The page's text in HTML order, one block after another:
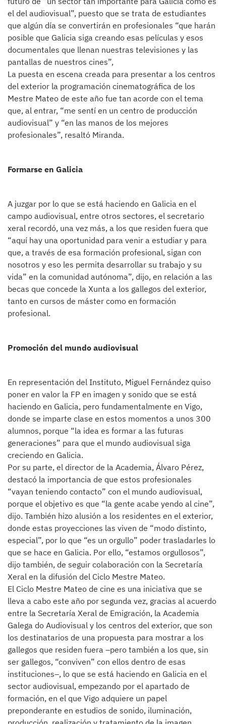
el del audiovisual”, puesto que se trata de estudiantes
que algún día se convertirán en profesionales “que harán
posible que Galicia siga creando esas películas y esos
documentales que llenan nuestras televisiones y las
pantallas de nuestros cines”,
La puesta en escena creada para presentar a los centros
del exterior la programación cinematográfica de los
Mestre Mateo de este año fue tan acorde con el tema
que, al entrar, “me sentí en un centro de producción
audiovisual” y “en las manos de los mejores
profesionales”, resaltó Miranda.
Formarse en Galicia
A juzgar por lo que se está haciendo en Galicia en el
campo audiovisual, entre otros sectores, el secretario
xeral recordó, una vez más, a los que residen fuera que
“aquí hay una oportunidad para venir a estudiar y para
que, a través de esa formación profesional, sigan con
nosotros y eso les permita desarrollar su trabajo y su
vida” en la comunidad autónoma”, dijo, en relación a las
becas que concede la Xunta a los gallegos del exterior,
tanto en cursos de máster como en formación
profesional.
Promoción del mundo audiovisual
En representación del Instituto, Miguel Fernández quiso
poner en valor la FP en imagen y sonido que se está
haciendo en Galicia, pero fundamentalmente en Vigo,
donde se imparte clase en estos momentos a unos 300
alumnos, porque “la idea es formar a las futuras
generaciones” para que el mundo audiovisual siga
creciendo en Galicia.
Por su parte, el director de la Academia, Álvaro Pérez,
destacó la importancia de que estos profesionales
“vayan teniendo contacto” con el mundo audiovisual,
porque el objetivo es que “la gente acabe yendo al cine”,
dijo. También hizo alusión a los residentes en el exterior,
donde estas proyecciones las viven de “modo distinto,
especial”, por lo que “es un orgullo” poder trasladarles lo
que se hace en Galicia. Por ello, “estamos orgullosos”,
dijo también, de seguir colaboración con la Secretaría
Xeral en la difusión del Ciclo Mestre Mateo.
El Ciclo Mestre Mateo de cine es una iniciativa que se
lleva a cabo este año por segunda vez, gracias al acuerdo
entre la Secretaría Xeral de Emigración, la Academia
Galega do Audiovisual y los centros del exterior, que son
los destinatarios de una propuesta para mostrar a los
gallegos que residen fuera –pero también a los que, sin
ser gallegos, “conviven” con ellos dentro de esas
instituciones–, lo que se está haciendo en Galicia en el
sector audiovisual, empezando por el apartado de
formación, en el que Vigo adquiere un papel
preponderante en estudios de sonido, iluminación,